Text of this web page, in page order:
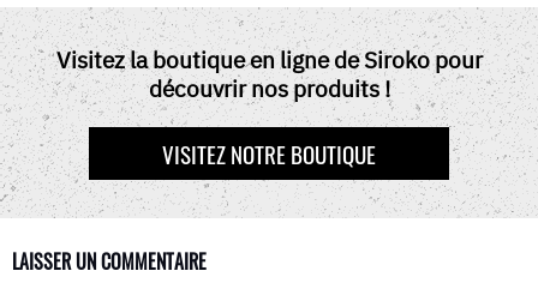
E
B
O
O
K
W
I
T
T
E
R
)
T
E
R
E
S
T
D
I
T
T
S
A
P
P
Visitez la boutique en ligne de Siroko pour
découvrir nos produits !
VISITEZ NOTRE BOUTIQUE
LAISSER UN COMMENTAIRE